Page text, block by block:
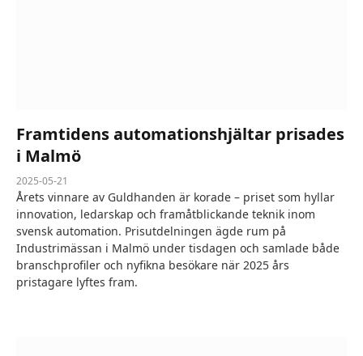
Framtidens automationshjältar prisades
i Malmö
2025-05-21
Årets vinnare av Guldhanden är korade – priset som hyllar
innovation, ledarskap och framåtblickande teknik inom
svensk automation. Prisutdelningen ägde rum på
Industrimässan i Malmö under tisdagen och samlade både
branschprofiler och nyfikna besökare när 2025 års
pristagare lyftes fram.